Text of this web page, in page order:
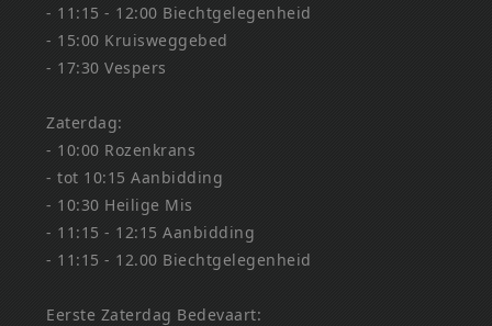
- 11:15 - 12:00 Biechtgelegenheid
- 15:00 Kruisweggebed
- 17:30 Vespers
Zaterdag:
- 10:00 Rozenkrans
- tot 10:15 Aanbidding
- 10:30 Heilige Mis
- 11:15 - 12:15 Aanbidding
- 11:15 - 12.00 Biechtgelegenheid
Eerste Zaterdag Bedevaart: